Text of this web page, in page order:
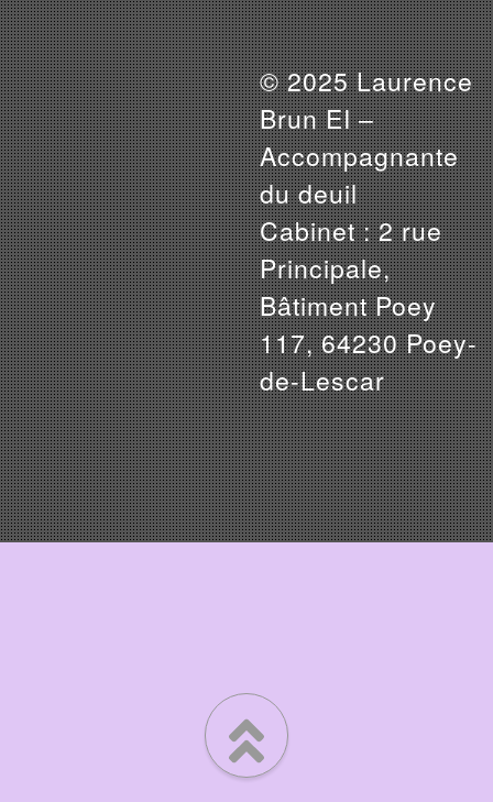
© 2025 Laurence
Brun EI –
Accompagnante
du deuil
Cabinet : 2 rue
Principale,
Bâtiment Poey
117, 64230 Poey-
de-Lescar